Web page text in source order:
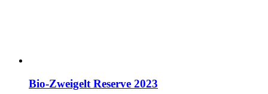
Bio-Zweigelt Reserve 2023